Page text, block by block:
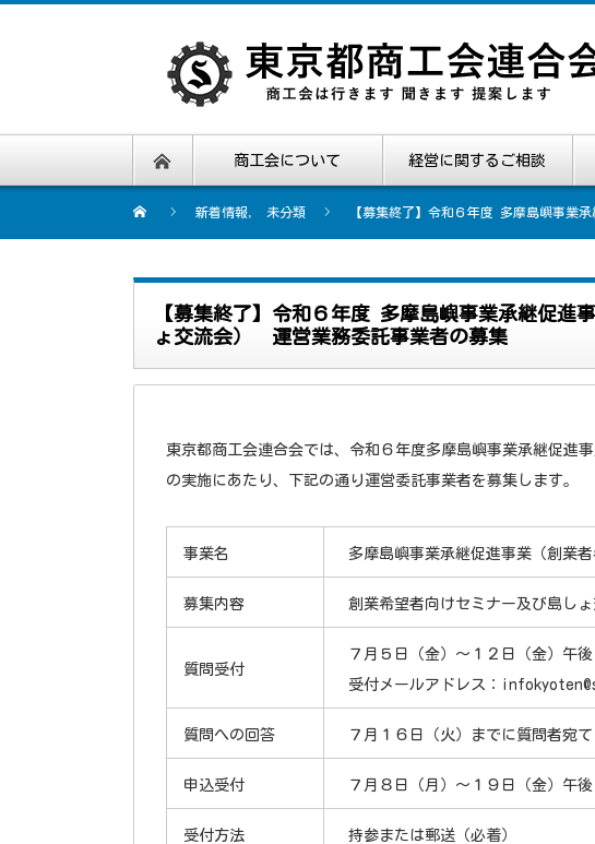
商工会について 経営に関するご相談
新着情報 未分類 【募集終了】令和６年度 多摩島嶼事業
【募集終了】令和６年度 多摩島嶼事業承継促進
ょ交流会） 運営業務委託事業者の募集
東京都商工会連合会では、令和６年度多摩島嶼事業承継促進
の実施にあたり、下記の通り運営委託事業者を募集します。
事業名 多摩島嶼事業承継促進事業（創業
募集内容 創業希望者向けセミナー及び島し
質問受付
７月５日（金）～１２日（金）午
受付メールアドレス：
質問への回答 ７月１６日（火）までに質問者宛
申込受付 ７月８日（月）～１９日（金）午
受付方法 持参または郵送（必着）